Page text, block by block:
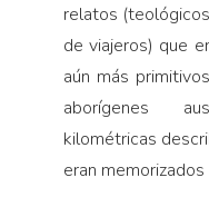
relatos
de viajeros) que
aún más
aborígenes
kilométricas
eran